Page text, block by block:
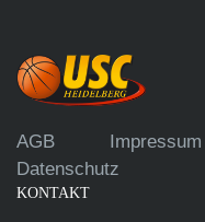
AGB Impressum
Datenschutz
KONTAKT